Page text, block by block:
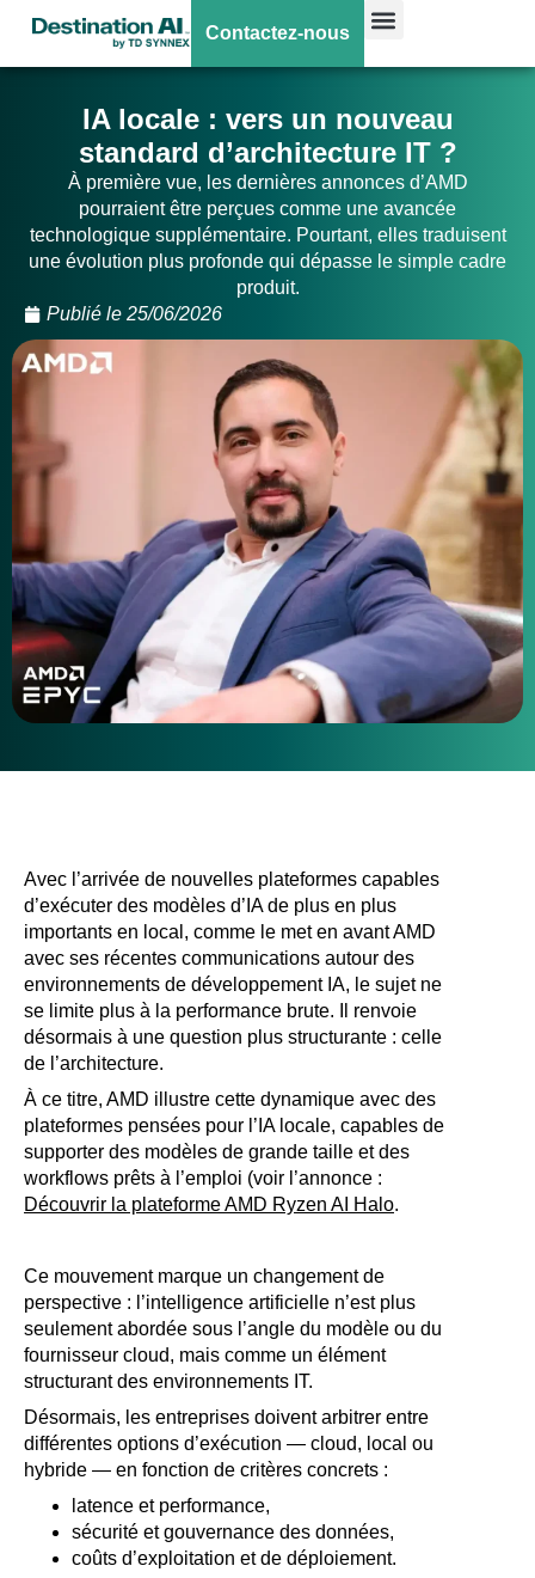
Contactez-nous
IA locale : vers un nouveau
standard d’architecture IT ?
À première vue, les dernières annonces d’AMD
pourraient être perçues comme une avancée
technologique supplémentaire. Pourtant, elles traduisent
une évolution plus profonde qui dépasse le simple cadre
produit.
Publié le 25/06/2026
Avec l’arrivée de nouvelles plateformes capables
d’exécuter des modèles d’IA de plus en plus
importants en local, comme le met en avant AMD
avec ses récentes communications autour des
environnements de développement IA, le sujet ne
se limite plus à la performance brute. Il renvoie
désormais à une question plus structurante : celle
de l’architecture.
À ce titre, AMD illustre cette dynamique avec des
plateformes pensées pour l’IA locale, capables de
supporter des modèles de grande taille et des
workflows prêts à l’emploi (voir l’annonce :
Découvrir la plateforme AMD Ryzen AI Halo.
Ce mouvement marque un changement de
perspective : l’intelligence artificielle n’est plus
seulement abordée sous l’angle du modèle ou du
fournisseur cloud, mais comme un élément
structurant des environnements IT.
Désormais, les entreprises doivent arbitrer entre
différentes options d’exécution — cloud, local ou
hybride — en fonction de critères concrets :
latence et performance,
sécurité et gouvernance des données,
coûts d’exploitation et de déploiement.